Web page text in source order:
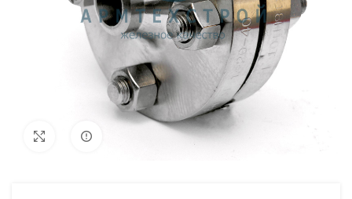
УвеличитьВнешний вид изделия может отличаться
от фото представленных на странице!